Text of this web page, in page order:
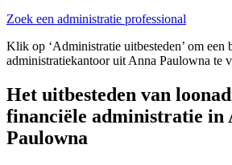
Zoek een administratie professional
Klik op ‘Administratie uitbesteden’ om een
administratiekantoor uit Anna Paulowna te
Het uitbesteden van
financiële administratie in
Paulowna